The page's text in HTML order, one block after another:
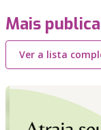
Mais
Ver a lista